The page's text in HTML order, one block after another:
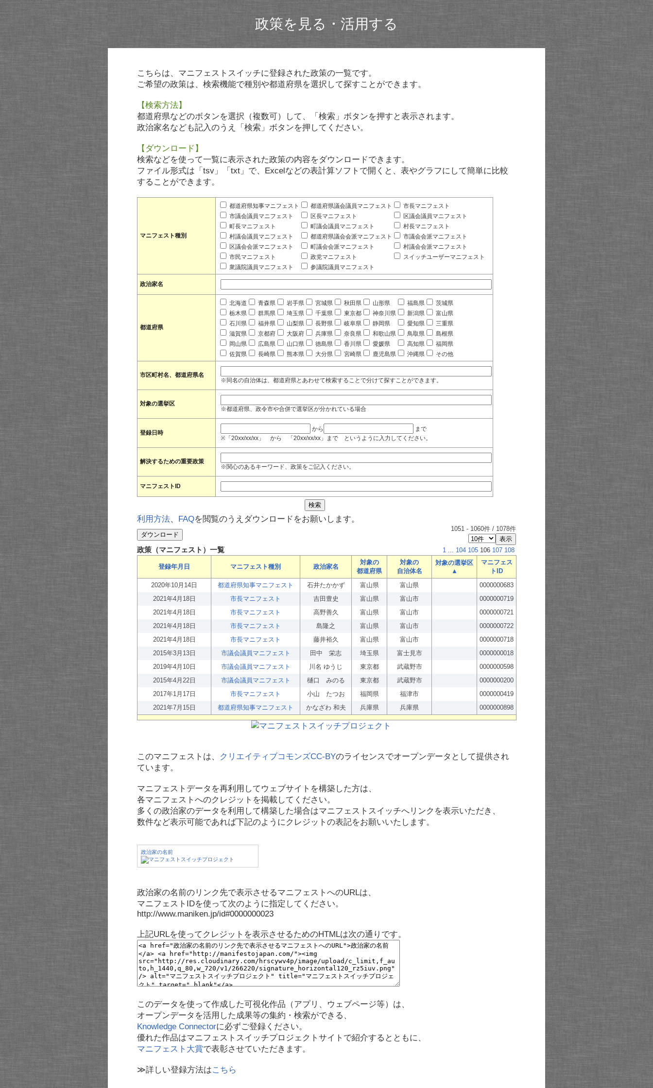
政策を見る・活用する
こちらは、マニフェストスイッチに登録された政策の一覧です。
ご希望の政策は、検索機能で種別や都道府県を選択して探すことができます。
【検索方法】
都道府県などのボタンを選択（複数可）して、「検索」ボタンを押すと表示されます。
政治家名なども記入のうえ「検索」ボタンを押してください。
【ダウンロード】
検索などを使って一覧に表示された政策の内容をダウンロードできます。
ファイル形式は「tsv」「txt」で、Excelなどの表計算ソフトで開くと、表やグラフにして簡単に比較
することができます。
マニフェスト種別
都道府県知事マニフェスト 都道府県議会議員マニフェスト
市長マニフェスト
市議会議員マニフェスト
区長マニフェスト
区議会議員マニフェスト
町長マニフェスト
町議会議員マニフェスト
村長マニフェスト
村議会議員マニフェスト
都道府県議会会派マニフェスト
市議会会派マニフェスト
区議会会派マニフェスト
町議会会派マニフェスト
村議会会派マニフェスト
市民マニフェスト
政党マニフェスト
スイッチユーザーマニフェスト
衆議院議員マニフェスト
参議院議員マニフェスト
政治家名
都道府県
北海道 青森県 岩手県 宮城県 秋田県 山形県 福島県
茨城県
栃木県
群馬県 埼玉県 千葉県 東京都 神奈川県 新潟県
富山県
石川県
福井県 山梨県 長野県 岐阜県 静岡県 愛知県
三重県
滋賀県
京都府 大阪府 兵庫県 奈良県 和歌山県 鳥取県
島根県
岡山県
広島県 山口県 徳島県 香川県 愛媛県 高知県
福岡県
佐賀県
長崎県 熊本県 大分県 宮崎県 鹿児島県 沖縄県 その他
市区町村名、都道府県名
※同名の自治体は、都道府県とあわせて検索することで分けて探すことができます。
対象の選挙区
※都道府県、政令市や合併で選挙区が分かれている場合
登録日時
から
まで
※「20xx/xx/xx」 から 「20xx/xx/xx」まで というように入力してください。
解決するための重要政策
※関心のあるキーワード、政策をご記入ください。
マニフェストID
利用方法、 FAQを閲覧のうえダウンロードをお願いします。
1051 - 1060件 / 1078件
政策（マニフェスト）一覧 1 ... 104 105 106 107 108
登録年月日 マニフェスト種別 政治家名
対象の
都道府県
対象の
自治体名
対象の選挙区
▲
マニフェス
トID
2020年10月14日
都道府県知事マニフェスト 石井たかかず 富山県 富山県
0000000683
2021年4月18日
市長マニフェスト 吉田豊史 富山県 富山市
0000000719
2021年4月18日
市長マニフェスト 高野善久 富山県 富山市
0000000721
2021年4月18日
市長マニフェスト 島隆之 富山県 富山市
0000000722
2021年4月18日
市長マニフェスト 藤井裕久 富山県 富山市
0000000718
2015年3月13日
市議会議員マニフェスト 田中 栄志 埼玉県 富士見市
0000000018
2019年4月10日
市議会議員マニフェスト 川名 ゆうじ 東京都 武蔵野市
0000000598
2015年4月22日
市議会議員マニフェスト 樋口 みのる 東京都 武蔵野市
0000000200
2017年1月17日
市長マニフェスト 小山 たつお 福岡県 福津市
0000000419
2021年7月15日
都道府県知事マニフェスト かなざわ 和夫 兵庫県 兵庫県 0000000898
このマニフェストは、 クリエイティブコモンズCC-BYのライセンスでオープンデータとして提供され
ています。
マニフェストデータを再利用してウェブサイトを構築した方は、
各マニフェストへのクレジットを掲載してください。
多くの政治家のデータを利用して構築した場合はマニフェストスイッチへリンクを表示いただき、
数件など表示可能であれば下記のようにクレジットの表記をお願いいたします。
政治家の名前
政治家の名前のリンク先で表示させるマニフェストへのURLは、
マニフェストIDを使って次のように指定してください。
http://www.maniken.jp/id#0000000023
上記URLを使ってクレジットを表示させるためのHTMLは次の通りです。
このデータを使って作成した可視化作品（アプリ、ウェブページ等）は、
オープンデータを活用した成果等の集約・検索ができる、
Knowledge Connectorに必ずご登録ください。
優れた作品はマニフェストスイッチプロジェクトサイトで紹介するとともに、
マニフェスト大賞で表彰させていただきます。
≫詳しい登録方法はこちら